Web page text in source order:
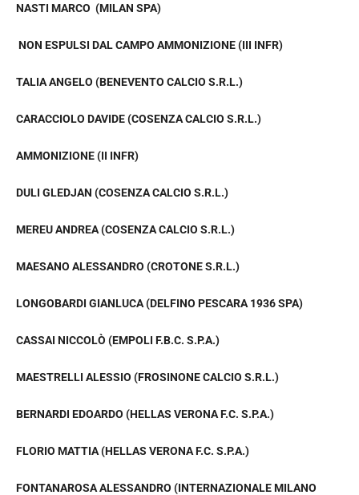
NASTI MARCO (MILAN SPA)
NON ESPULSI DAL CAMPO AMMONIZIONE (III INFR)
TALIA ANGELO (BENEVENTO CALCIO S.R.L.)
CARACCIOLO DAVIDE (COSENZA CALCIO S.R.L.)
AMMONIZIONE (II INFR)
DULI GLEDJAN (COSENZA CALCIO S.R.L.)
MEREU ANDREA (COSENZA CALCIO S.R.L.)
MAESANO ALESSANDRO (CROTONE S.R.L.)
LONGOBARDI GIANLUCA (DELFINO PESCARA 1936 SPA)
CASSAI NICCOLÒ (EMPOLI F.B.C. S.P.A.)
MAESTRELLI ALESSIO (FROSINONE CALCIO S.R.L.)
BERNARDI EDOARDO (HELLAS VERONA F.C. S.P.A.)
FLORIO MATTIA (HELLAS VERONA F.C. S.P.A.)
FONTANAROSA ALESSANDRO (INTERNAZIONALE MILANO